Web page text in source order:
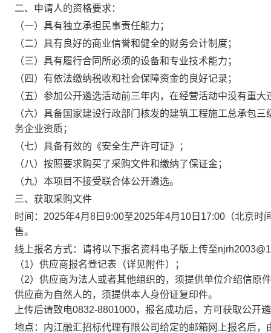
二、申请人的资格要求：
（一）具有独立承担民事责任能力；
（二）具有良好的商业信誉和健全的财务会计制度；
（三）具有履行合同所必须的设备和专业技术能力；
（四）有依法缴纳税收和社会保障资金的良好记录；
（五）参加公开遴选活动前三年内，在经营活动中没有重
（六）具备国家建设行政部门核发的建筑工程施工总承包
务企业资质；
（七）具备有效的《安全生产许可证》；
（八）按照要求购买了采购文件和缴纳了保证金；
（九）本项目不接受联合体公开遴选。
三、获取采购文件
时间：2025年4月8日9:00至2025年4月10日17:00（北京
售。
线上报名方式：请将以下报名资料电子版上传至
（1）供应商报名登记表（详见附件）；
（2）供应商为法人或者其他组织的，须提供单位介绍信
供应商为自然人的，须提供本人身份证复印件。
上传后请致电0832-8801000，报名成功后，方可获取公开
地点：内江融汇招标代理有限公司给定的邮箱网上报名后